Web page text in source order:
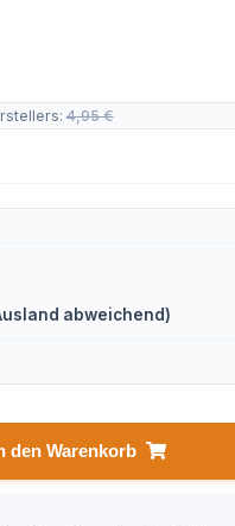
:4,95 €
abweichend)
den Warenkorb